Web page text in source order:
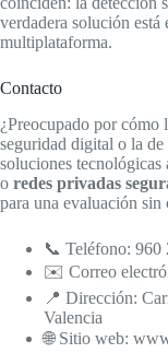
verdadera solución
multiplataforma.
Contacto
¿Preocupado por cómo
seguridad digital o la
soluciones tecnológicas
o redes privadas
para una evaluación sin
📞 Teléfono: 960
✉️ Correo
📍 Dirección:
Valencia
🌐 Sitio web: